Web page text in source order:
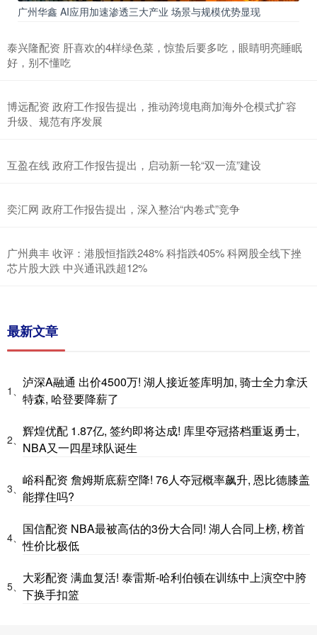
广州华鑫 AI应用加速渗透三大产业 场景与规模优势显现
泰兴隆配资 肝喜欢的4样绿色菜，惊蛰后要多吃，眼睛明亮睡眠
好，别不懂吃
博远配资 政府工作报告提出，推动跨境电商加海外仓模式扩容
升级、规范有序发展
互盈在线 政府工作报告提出，启动新一轮“双一流”建设
奕汇网 政府工作报告提出，深入整治“内卷式”竞争
广州典丰 收评：港股恒指跌248% 科指跌405% 科网股全线下挫
芯片股大跌 中兴通讯跌超12%
最新文章
1、
泸深A融通 出价4500万! 湖人接近签库明加, 骑士全力拿沃
特森, 哈登要降薪了
2、
辉煌优配 1.87亿, 签约即将达成! 库里夺冠搭档重返勇士,
NBA又一四星球队诞生
3、
峪科配资 詹姆斯底薪空降! 76人夺冠概率飙升, 恩比德膝盖
能撑住吗?
4、
国信配资 NBA最被高估的3份大合同! 湖人合同上榜, 榜首
性价比极低
5、
大彩配资 满血复活! 泰雷斯-哈利伯顿在训练中上演空中胯
下换手扣篮